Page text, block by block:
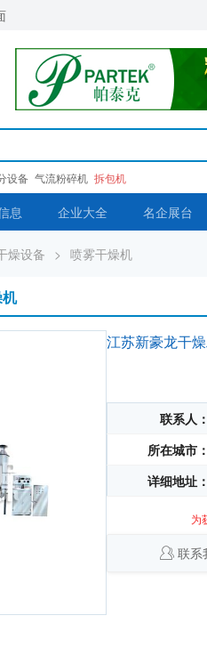
设备 气流粉碎机 拆包机
息 企业大全 名企展台
燥设备 > 喷雾干燥机
江苏新豪龙干
联系人
所在城市
详细地址
为
联系